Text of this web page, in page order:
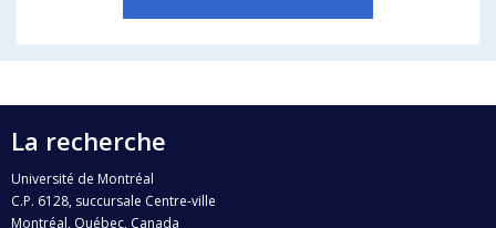
La recherche
Université de Montréal
C.P. 6128, succursale Centre-ville
Montréal, Québec, Canada